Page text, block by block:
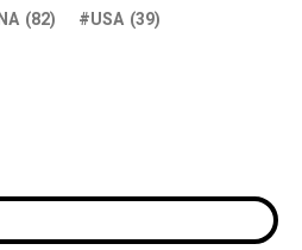
(82) USA (39)